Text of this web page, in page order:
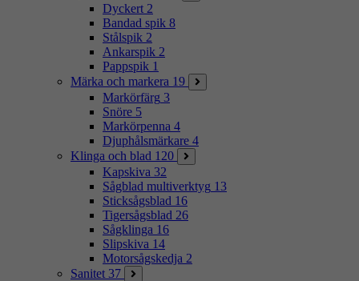
Dyckert 2
Bandad spik 8
Stålspik 2
Ankarspik 2
Pappspik 1
Märka och markera 19
Markörfärg 3
Snöre 5
Markörpenna 4
Djuphålsmärkare 4
Klinga och blad 120
Kapskiva 32
Sågblad multiverktyg 13
Sticksågsblad 16
Tigersågsblad 26
Sågklinga 16
Slipskiva 14
Motorsågskedja 2
Sanitet 37